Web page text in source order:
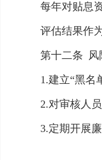
每年对贴息
评估结果作
第十二条 风
1.建立“黑名
2.对审核人
3.定期开展